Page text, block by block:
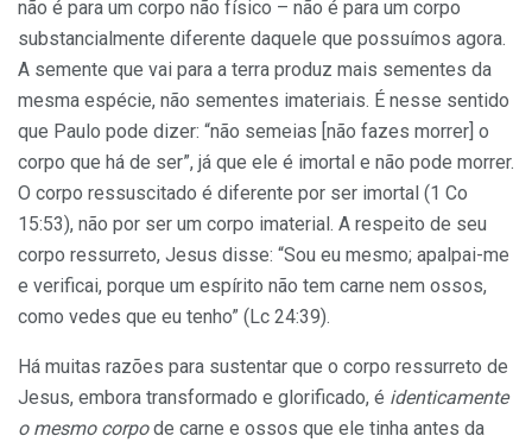
não é para um corpo não físico – não é para um corpo
substancialmente diferente daquele que possuímos agora.
A semente que vai para a terra produz mais sementes da
mesma espécie, não sementes imateriais. É nesse sentido
que Paulo pode dizer: “não semeias [não fazes morrer] o
corpo que há de ser”, já que ele é imortal e não pode morrer.
O corpo ressuscitado é diferente por ser imortal (1 Co
15:53), não por ser um corpo imaterial. A respeito de seu
corpo ressurreto, Jesus disse: “Sou eu mesmo; apalpai-me
e verificai, porque um espírito não tem carne nem ossos,
como vedes que eu tenho” (Lc 24:39).
Há muitas razões para sustentar que o corpo ressurreto de
Jesus, embora transformado e glorificado, é identicamente
o mesmo corpode carne e ossos que ele tinha antes da